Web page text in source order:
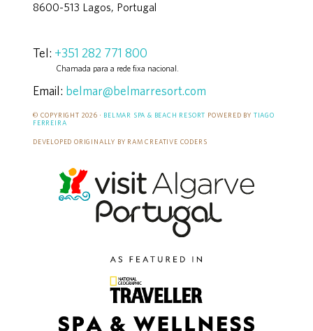
8600-513 Lagos, Portugal
Tel: +351 282 771 800
Chamada para a rede fixa nacional.
Email: belmar@belmarresort.com
© COPYRIGHT 2026 · BELMAR SPA & BEACH RESORT POWERED BY TIAGO
FERREIRA
DEVELOPED ORIGINALLY BY RAM CREATIVE CODERS